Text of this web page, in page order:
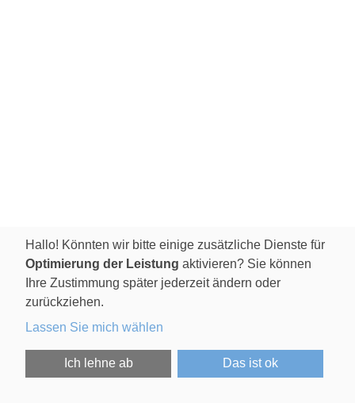
Hallo! Könnten wir bitte einige zusätzliche Dienste für
Optimierung der Leistung aktivieren? Sie können
Ihre Zustimmung später jederzeit ändern oder
zurückziehen.
Lassen Sie mich wählen
Ich lehne ab Das ist ok